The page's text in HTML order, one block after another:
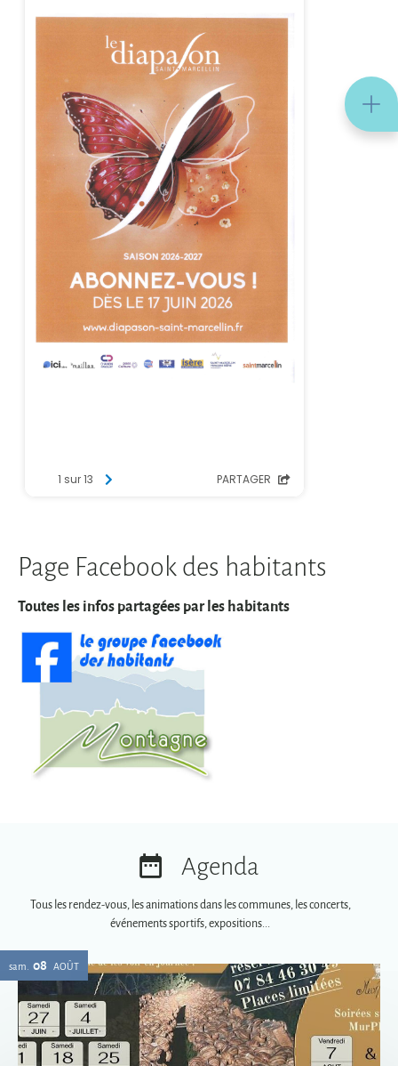
Toutes les infos partagées par les habitants
Agenda
Tous les rendez-vous, les animations dans les communes, les concerts,
Soirées spéciales MurPhy's